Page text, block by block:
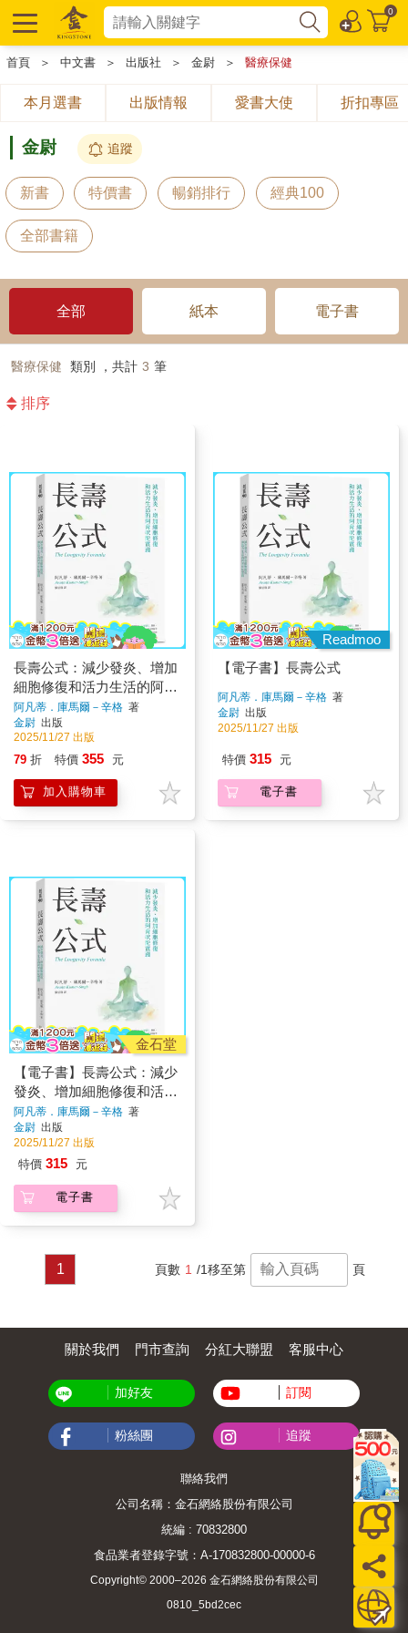
0
首頁 ＞ 中文書 ＞ 出版社 ＞ 金尉 ＞ 醫療保健
本月選書 出版情報 愛書大使 折扣專區
金尉 追蹤
新書 特價書 暢銷排行 經典100
全部書籍
全部 紙本 電子書
醫療保健 類別 ，共計 3 筆
排序
長壽公式：減少發炎、增加
細胞修復和活力生活的阿育
吠陀實踐
阿凡蒂．庫馬爾－辛格 著
金尉 出版
2025/11/27 出版
79 折 特價 355 元
加入購物車
Readmoo
【電子書】長壽公式
阿凡蒂．庫馬爾－辛格 著
金尉 出版
2025/11/27 出版
特價 315 元
電子書
金石堂
【電子書】長壽公式：減少
發炎、增加細胞修復和活力
生活的阿育吠陀實踐
阿凡蒂．庫馬爾－辛格 著
金尉 出版
2025/11/27 出版
特價 315 元
電子書
1 頁數 1 /1移至第 頁
關於我們 門市查詢 分紅大聯盟 客服中心
加好友 訂閱
粉絲團 追蹤
聯絡我們
公司名稱：金石網絡股份有限公司
統編 : 70832800
食品業者登錄字號：A-170832800-00000-6
Copyright© 2000–2026 金石網絡股份有限公司
0810_5bd2cec